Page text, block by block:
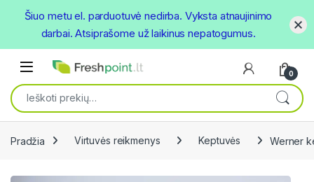
Open
0
Ieškoti:
Pradžia Virtuvės reikmenys Keptuvės Werner
Šiuo metu el. parduotuvė nedirba. Vyksta atnaujinimo
darbai. Atsiprašome už laikinus nepatogumus.